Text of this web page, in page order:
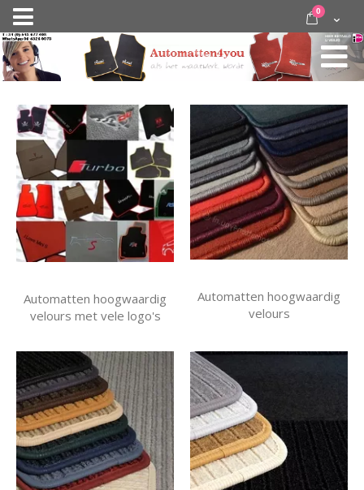
Nav
activeren
door
inhoud
Cart
0 items
Automatten hoogwaardig
velours met vele logo's
Automatten hoogwaardig
velours